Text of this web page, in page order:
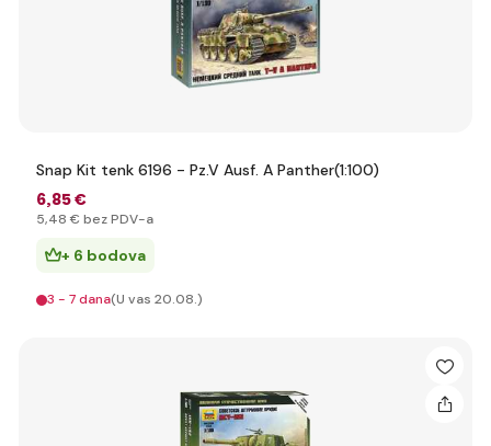
Snap Kit tenk 6196 - Pz.V Ausf. A Panther(1:100)
6,85 €
5,48 € bez PDV-a
+ 6 bodova
3 - 7 dana(U vas 20.08.)